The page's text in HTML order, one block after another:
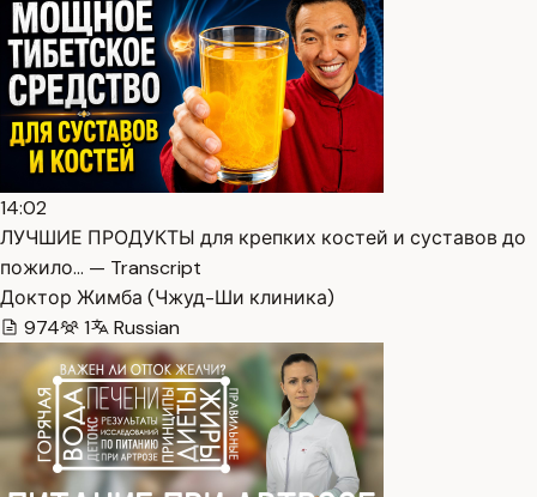
14:02
ЛУЧШИЕ ПРОДУКТЫ для крепких костей и суставов до
пожило… — Transcript
Доктор Жимба (Чжуд-Ши клиника)
974
1 Russian